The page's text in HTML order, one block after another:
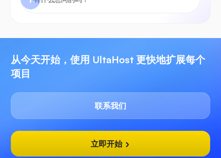
从今天开始，使用 UltaHost 更快地扩展每个
项目
联系我们
立即开始